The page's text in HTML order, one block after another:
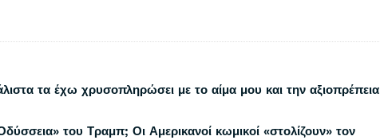
τα έχω χρυσοπληρώσει με το αίμα μου και την αξιοπρέπεια
του Τραμπ; Οι Αμερικανοί κωμικοί «στολίζουν» τον